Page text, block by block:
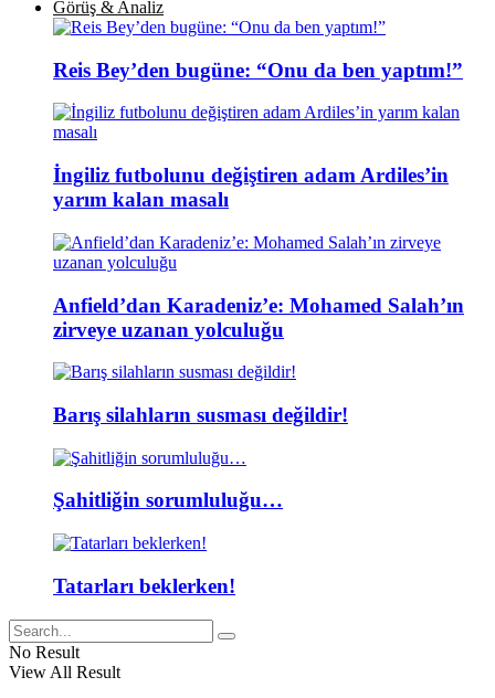
Görüş & Analiz
Reis Bey’den bugüne: “Onu da ben yaptım!”
İngiliz futbolunu değiştiren adam Ardiles’in
yarım kalan masalı
Anfield’dan Karadeniz’e: Mohamed Salah’ın
zirveye uzanan yolculuğu
Barış silahların susması değildir!
Şahitliğin sorumluluğu…
Tatarları beklerken!
No Result
View All Result